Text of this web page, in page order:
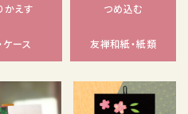
かえす つめ込む
ケース 友禅和紙・紙類